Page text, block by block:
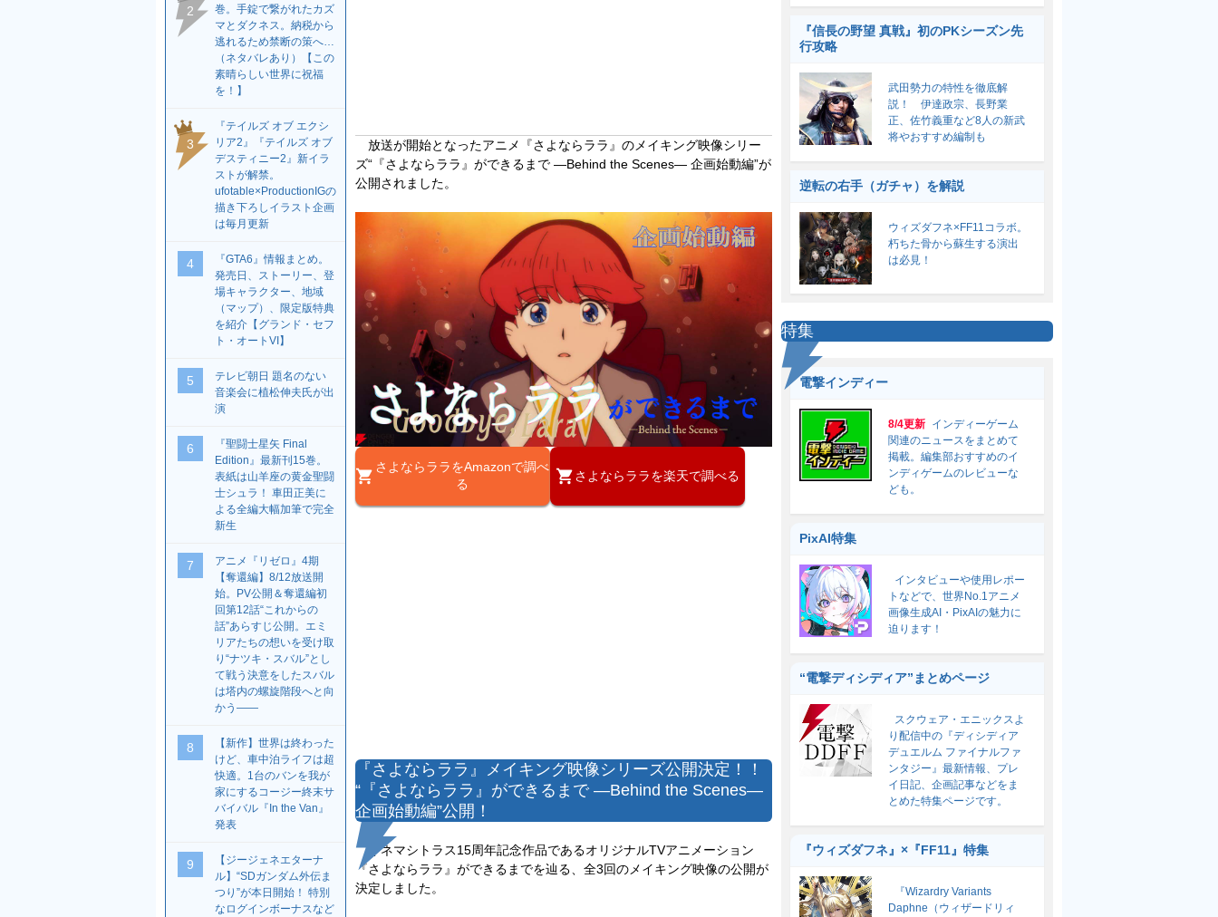
放送が開始となったアニメ『さよならララ』のメイキング映像シリー
ズ“『さよならララ』ができるまで ―Behind the Scenes― 企画始動編”が
公開されました。
さよならララをAmazonで調べ
る
さよならララを楽天で調べる
『さよならララ』メイキング映像シリーズ公開決定！！
“『さよならララ』ができるまで ―Behind the Scenes―
企画始動編”公開！
キネマシトラス15周年記念作品であるオリジナルTVアニメーション
『さよならララ』ができるまでを辿る、全3回のメイキング映像の公開が
決定しました。
2
巻。手錠で繋がれたカズ
マとダクネス。納税から
逃れるため禁断の策へ…
（ネタバレあり）【この
素晴らしい世界に祝福
を！】
3
『テイルズ オブ エクシ
リア2』『テイルズ オブ
デスティニー2』新イラ
ストが解禁。
ufotable×ProductionIGの
描き下ろしイラスト企画
は毎月更新
4
『GTA6』情報まとめ。
発売日、ストーリー、登
場キャラクター、地域
（マップ）、限定版特典
を紹介【グランド・セフ
ト・オートVI】
5
テレビ朝日 題名のない
音楽会に植松伸夫氏が出
演
6
『聖闘士星矢 Final
Edition』最新刊15巻。
表紙は山羊座の黄金聖闘
士シュラ！ 車田正美に
よる全編大幅加筆で完全
新生
7
アニメ『リゼロ』4期
【奪還編】8/12放送開
始。PV公開＆奪還編初
回第12話“これからの
話”あらすじ公開。エミ
リアたちの想いを受け取
り“ナツキ・スバル”とし
て戦う決意をしたスバル
は塔内の螺旋階段へと向
かう――
8
【新作】世界は終わった
けど、車中泊ライフは超
快適。1台のバンを我が
家にするコージー終末サ
バイバル『In the Van』
発表
9
【ジージェネエターナ
ル】“SDガンダム外伝ま
つり”が本日開始！ 特別
なログインボーナスなど
『信長の野望 真戦』初のPKシーズン先
行攻略
武田勢力の特性を徹底解
説！ 伊達政宗、長野業
正、佐竹義重など8人の新武
将やおすすめ編制も
逆転の右手（ガチャ）を解説
ウィズダフネ×FF11コラボ。
朽ちた骨から蘇生する演出
は必見！
特集
電撃インディー
8/4更新 インディーゲーム
関連のニュースをまとめて
掲載。編集部おすすめのイ
ンディゲームのレビューな
ども。
PixAI特集
インタビューや使用レポー
トなどで、世界No.1アニメ
画像生成AI・PixAIの魅力に
迫ります！
“電撃ディシディア”まとめページ
スクウェア・エニックスよ
り配信中の『ディシディア
デュエルム ファイナルファ
ンタジー』最新情報、プレ
イ日記、企画記事などをま
とめた特集ページです。
『ウィズダフネ』×『FF11』特集
『Wizardry Variants
Daphne（ウィザードリィ